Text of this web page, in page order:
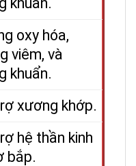
oxy hóa,
viêm, và
khuẩn.
xương khớp.
hệ thần kinh
bắp.